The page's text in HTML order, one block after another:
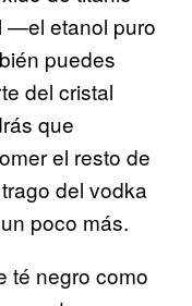
—el etanol puro
puedes
del cristal
que
el resto de
del vodka
poco más.
té negro como